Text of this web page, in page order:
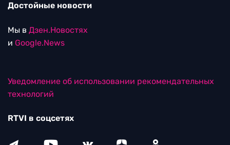
Достойные новости
Мы в Дзен.Новостях
и Google.News
Уведомление об использовании рекомендательных
технологий
RTVI в соцсетях